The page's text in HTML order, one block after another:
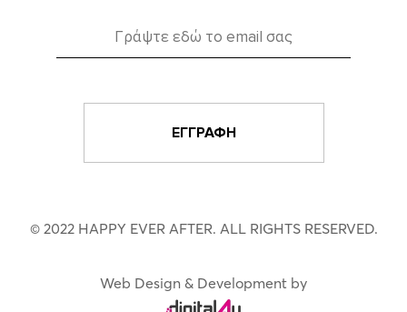
© 2022 HAPPY EVER AFTER. ALL RIGHTS RESERVED.
Web Design & Development by